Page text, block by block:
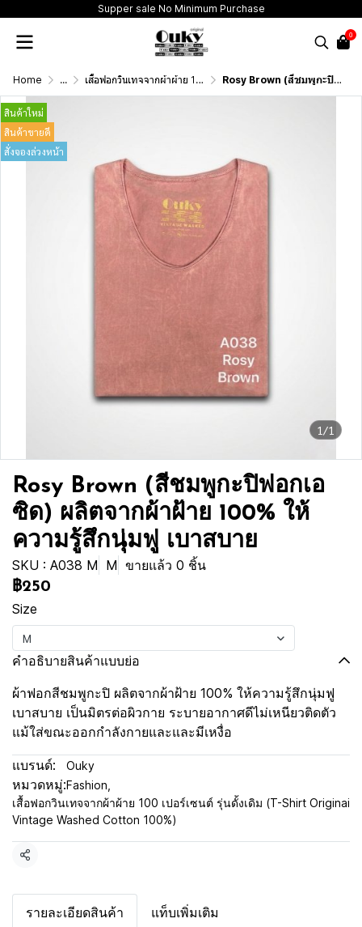
Supper sale No Minimum Purchase
0
Home ... เสื้อฟอกวินเทจจากผ้าผ้าย 100 เปอร์เซนต์ รุ่นดั้งเดิม (T-Shirt Originai Vintage Washed Cotton 100%) Rosy Brown (สีชมพูกะปิฟอกเอซิด) ผลิตจากผ้าฝ้าย 100% ให้ความรู้สึกนุ่มฟู เบาสบาย
1/1
สินค้าใหม่
สินค้าขายดี
สั่งจองล่วงหน้า
Rosy Brown (สีชมพูกะปิฟอกเอ
ซิด) ผลิตจากผ้าฝ้าย 100% ให้
ความรู้สึกนุ่มฟู เบาสบาย
SKU : A038 M M ขายแล้ว 0 ชิ้น
฿250
Size
M
คำอธิบายสินค้าแบบย่อ
ผ้าฟอกสีชมพูกะปิ ผลิตจากผ้าฝ้าย 100% ให้ความรู้สึกนุ่มฟู
เบาสบาย เป็นมิตรต่อผิวกาย ระบายอากาศดีไม่เหนียวติดตัว
แม้ใส่ขณะออกกำลังกายและและมีเหงื่อ
แบรนด์: Ouky
หมวดหมู่:Fashion
เสื้อฟอกวินเทจจากผ้าผ้าย 100 เปอร์เซนต์ รุ่นดั้งเดิม (T-Shirt Originai
Vintage Washed Cotton 100%)
แชร์
รายละเอียดสินค้า แท็บเพิ่มเติม